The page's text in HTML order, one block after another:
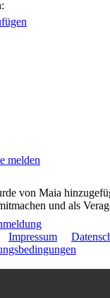
melden
von Maia
und als
Impressum